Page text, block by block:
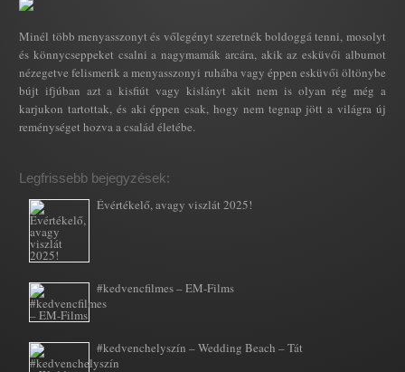
Minél több menyasszonyt és vőlegényt szeretnék boldoggá tenni, mosolyt
és könnycseppeket csalni a nagymamák arcára, akik az esküvői albumot
nézegetve felismerik a menyasszonyi ruhába vagy éppen esküvői öltönybe
bújt ifjúban azt a kisfiút vagy kislányt akit nem is olyan rég még a
karjukon tartottak, és aki éppen csak, hogy nem tegnap jött a világra új
reménységet hozva a család életébe.
Legfrissebb bejegyzések:
Évértékelő, avagy viszlát 2025!
#kedvencfilmes – EM-Films
#kedvenchelyszín – Wedding Beach – Tát